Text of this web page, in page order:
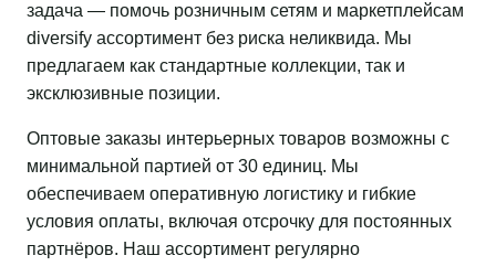
задача — помочь розничным сетям и маркетплейсам
diversify ассортимент без риска неликвида. Мы
предлагаем как стандартные коллекции, так и
эксклюзивные позиции.
Оптовые заказы интерьерных товаров возможны с
минимальной партией от 30 единиц. Мы
обеспечиваем оперативную логистику и гибкие
условия оплаты, включая отсрочку для постоянных
партнёров. Наш ассортимент регулярно